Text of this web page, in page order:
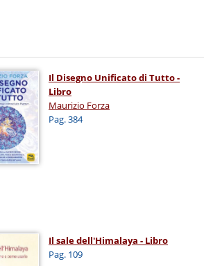
Il Disegno Unificato di Tutto -
Libro
Maurizio Forza
Pag. 384
Il sale dell'Himalaya - Libro
Pag. 109